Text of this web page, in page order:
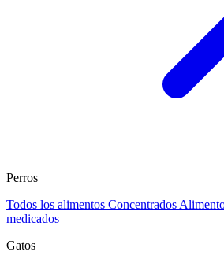
Perros
Todos los alimentos Concentrados
medicados
Gatos